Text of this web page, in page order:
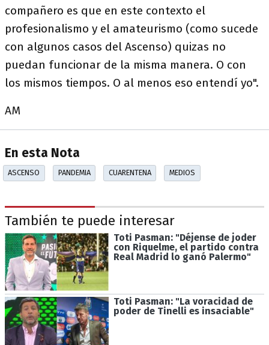
compañero es que en este contexto el
profesionalismo y el amateurismo (como sucede
con algunos casos del Ascenso) quizas no
puedan funcionar de la misma manera. O con
los mismos tiempos. O al menos eso entendí yo".
AM
En esta Nota
ASCENSO PANDEMIA CUARENTENA MEDIOS
También te puede interesar
Toti Pasman: "Déjense de joder
con Riquelme, el partido contra
Real Madrid lo ganó Palermo"
Toti Pasman: "La voracidad de
poder de Tinelli es insaciable"